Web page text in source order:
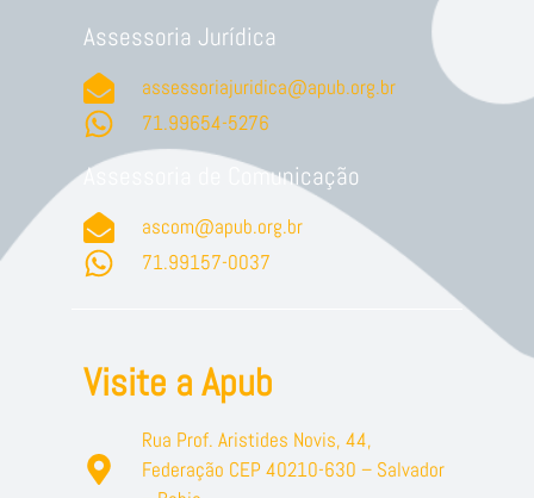
Assessoria Jurídica
assessoriajuridica@apub.org.br
71.99654-5276
Assessoria de Comunicação
ascom@apub.org.br
71.99157-0037
Visite a Apub
Rua Prof. Aristides Novis, 44,
Federação CEP 40210-630 – Salvador